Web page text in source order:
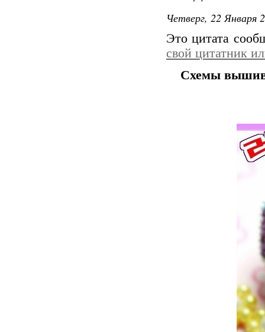
Четверг, 22 Января
Это цитата
свой цитатник
Схемы